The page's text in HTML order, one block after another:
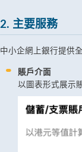
2. 主要服務
中小企網上銀行提供
賬戶介面
以圖表形式展示